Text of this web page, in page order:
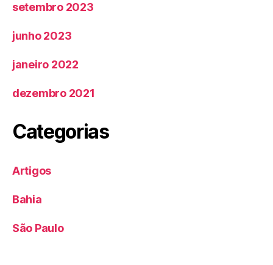
setembro 2023
junho 2023
janeiro 2022
dezembro 2021
Categorias
Artigos
Bahia
São Paulo